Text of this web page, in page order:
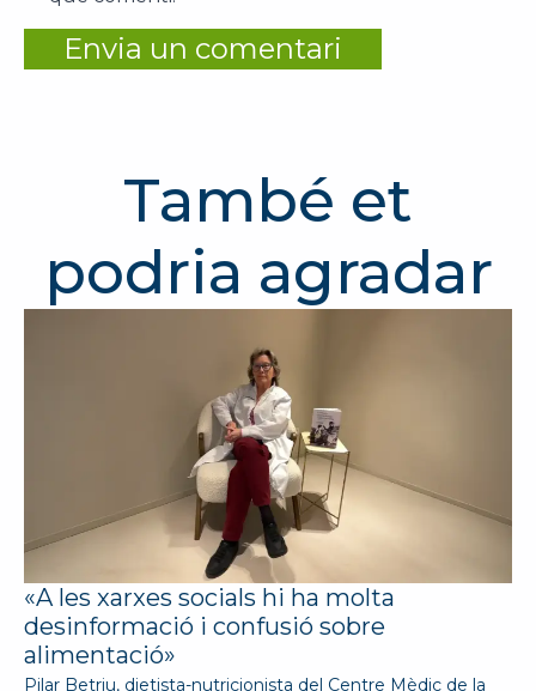
També et
podria agradar
«A les xarxes socials hi ha molta
desinformació i confusió sobre
alimentació»
Pilar Betriu, dietista-nutricionista del Centre Mèdic de la